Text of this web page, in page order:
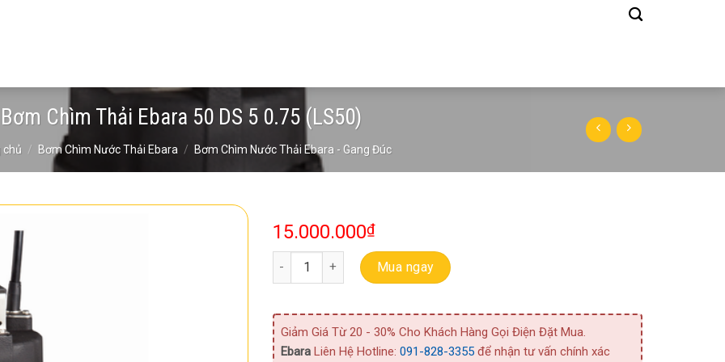
Bơm Chìm Thải Ebara 50 DS 5 0.75 (LS50)
chủ / Bơm Chìm Nước Thải Ebara / Bơm Chìm Nước Thải Ebara - Gang Đúc
15.000.000₫
Bơm Chìm Thải Ebara 50 DS 5 0.75 (LS50) số lượng
Mua ngay
Giảm Giá Từ 20 - 30% Cho Khách Hàng Gọi Điện Đặt Mua.
EbaraLiên Hệ Hotline: 091-828-3355để nhận tư vấn chính xác